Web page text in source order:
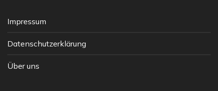
Impressum
Datenschutzerklärung
Über uns